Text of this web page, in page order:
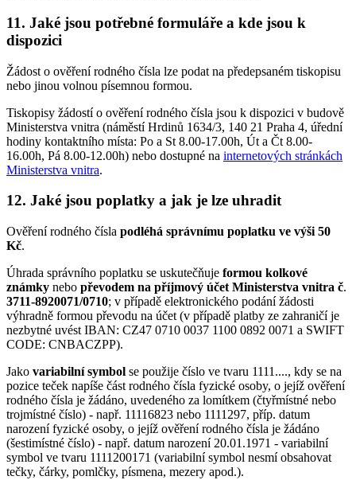
11. Jaké jsou potřebné formuláře a kde jsou k
dispozici
Žádost o ověření rodného čísla lze podat na předepsaném tiskopisu
nebo jinou volnou písemnou formou.
Tiskopisy žádostí o ověření rodného čísla jsou k dispozici v budově
Ministerstva vnitra (náměstí Hrdinů 1634/3, 140 21 Praha 4, úřední
hodiny kontaktního místa: Po a St 8.00-17.00h, Út a Čt 8.00-
16.00h, Pá 8.00-12.00h) nebo dostupné na internetových stránkách
Ministerstva vnitra.
12. Jaké jsou poplatky a jak je lze uhradit
Ověření rodného čísla podléhá správnímu poplatku ve výši 50
Kč.
Úhrada správního poplatku se uskutečňuje formou kolkové
známky nebo převodem na příjmový účet Ministerstva vnitra č.
3711-8920071/0710; v případě elektronického podání žádosti
výhradně formou převodu na účet (v případě platby ze zahraničí je
nezbytné uvést IBAN: CZ47 0710 0037 1100 0892 0071 a SWIFT
CODE: CNBACZPP).
Jako variabilní symbol se použije číslo ve tvaru 1111...., kdy se na
pozice teček napíše část rodného čísla fyzické osoby, o jejíž ověření
rodného čísla je žádáno, uvedeného za lomítkem (čtyřmístné nebo
trojmístné číslo) - např. 11116823 nebo 1111297, příp. datum
narození fyzické osoby, o jejíž ověření rodného čísla je žádáno
(šestimístné číslo) - např. datum narození 20.01.1971 - variabilní
symbol ve tvaru 1111200171 (variabilní symbol nesmí obsahovat
tečky, čárky, pomlčky, písmena, mezery apod.).